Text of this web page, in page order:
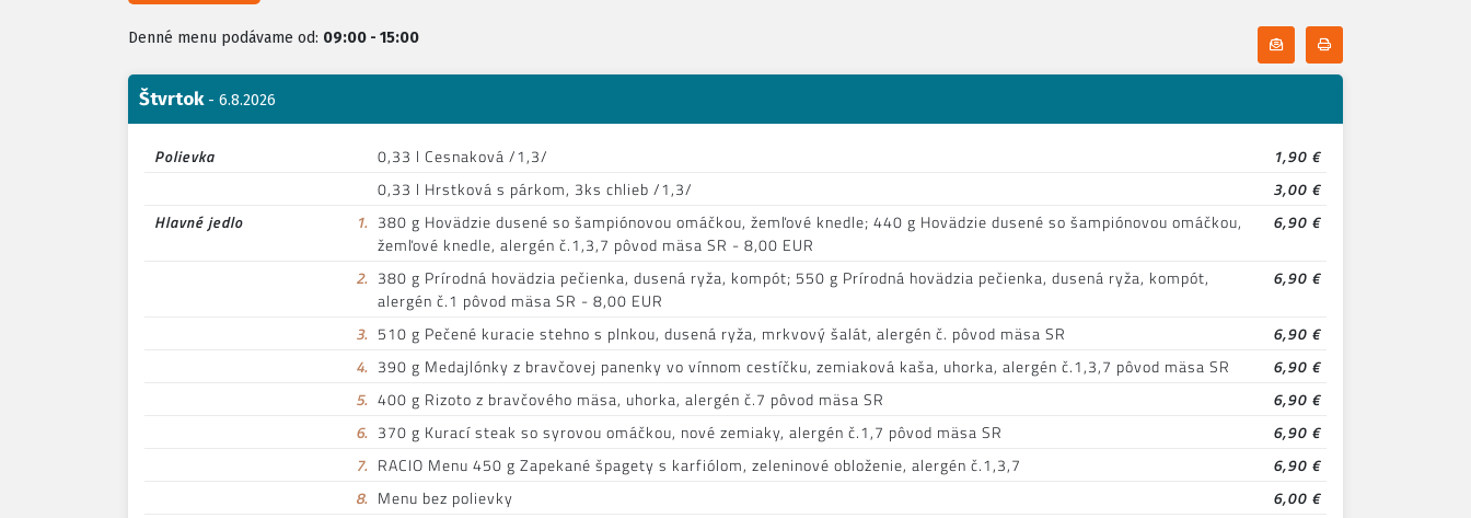
Denné menu podávame od: 09:00 - 15:00 Odoberať denné menu
Štvrtok - 6.8.2026
Polievka 0,33 l Cesnaková /1,3/
1,90 €
0,33 l Hrstková s párkom, 3ks chlieb /1,3/
3,00 €
Hlavné jedlo
1. 380 g Hovädzie dusené so šampiónovou omáčkou, žemľové knedle; 440 g Hovädzie dusené so šampiónovou omáčkou,
žemľové knedle, alergén č.1,3,7 pôvod mäsa SR - 8,00 EUR
6,90 €
2. 380 g Prírodná hovädzia pečienka, dusená ryža, kompót; 550 g Prírodná hovädzia pečienka, dusená ryža, kompót,
alergén č.1 pôvod mäsa SR - 8,00 EUR
6,90 €
3. 510 g Pečené kuracie stehno s plnkou, dusená ryža, mrkvový šalát, alergén č. pôvod mäsa SR
6,90 €
4. 390 g Medajlónky z bravčovej panenky vo vínnom cestíčku, zemiaková kaša, uhorka, alergén č.1,3,7 pôvod mäsa SR
6,90 €
5. 400 g Rizoto z bravčového mäsa, uhorka, alergén č.7 pôvod mäsa SR
6,90 €
6. 370 g Kurací steak so syrovou omáčkou, nové zemiaky, alergén č.1,7 pôvod mäsa SR
6,90 €
7. RACIO Menu 450 g Zapekané špagety s karfiólom, zeleninové obloženie, alergén č.1,3,7
6,90 €
8. Menu bez polievky
6,00 €